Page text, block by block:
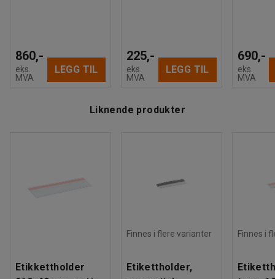
860,-
eks.
MVA
LEGG TIL
225,-
eks.
MVA
LEGG TIL
690,-
eks.
MVA
Liknende produkter
Etikkettholder
Finnes i flere varianter
Etikettholder,
Finnes i